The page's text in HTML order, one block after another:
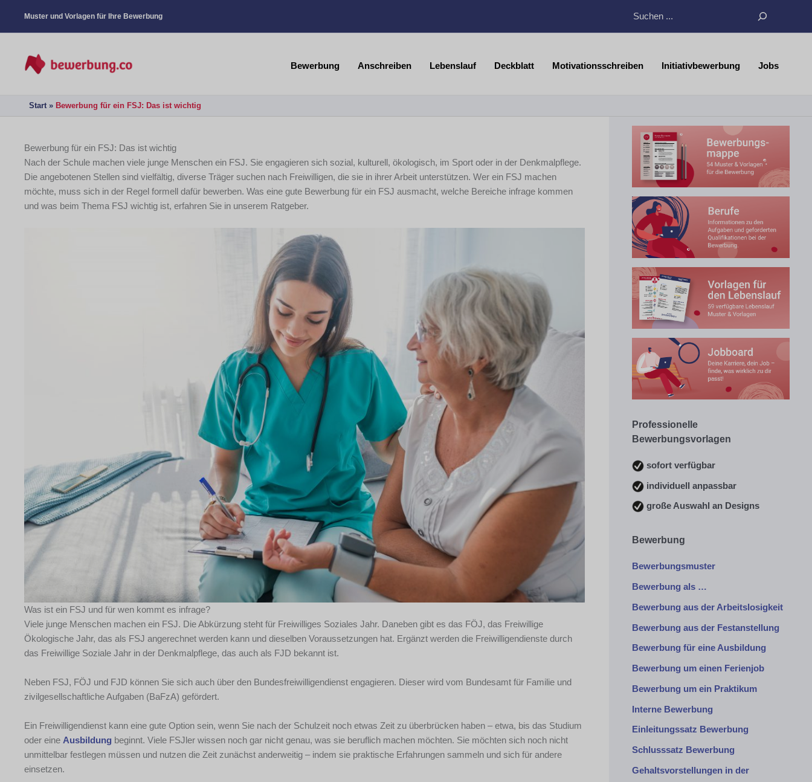
Muster und Vorlagen für Ihre Bewerbung
Bewerbung Anschreiben Lebenslauf Deckblatt Motivationsschreiben Initiativbewerbung Jobs
Start Bewerbung für ein FSJ: Das ist wichtig
Bewerbung für ein FSJ: Das ist wichtig
Nach der Schule machen viele junge Menschen ein FSJ. Sie engagieren sich sozial, kulturell, ökologisch, im Sport oder in der Denkmalpflege.
Die angebotenen Stellen sind vielfältig, diverse Träger suchen nach Freiwilligen, die sie in ihrer Arbeit unterstützen. Wer ein FSJ machen
möchte, muss sich in der Regel formell dafür bewerben. Was eine gute Bewerbung für ein FSJ ausmacht, welche Bereiche infrage kommen
und was beim Thema FSJ wichtig ist, erfahren Sie in unserem Ratgeber.
Was ist ein FSJ und für wen kommt es infrage?
Viele junge Menschen machen ein FSJ. Die Abkürzung steht für Freiwilliges Soziales Jahr. Daneben gibt es das FÖJ, das Freiwillige
Ökologische Jahr, das als FSJ angerechnet werden kann und dieselben Voraussetzungen hat. Ergänzt werden die Freiwilligendienste durch
das Freiwillige Soziale Jahr in der Denkmalpflege, das auch als FJD bekannt ist.
Neben FSJ, FÖJ und FJD können Sie sich auch über den Bundesfreiwilligendienst engagieren. Dieser wird vom Bundesamt für Familie und
zivilgesellschaftliche Aufgaben (BaFzA) gefördert.
Ein Freiwilligendienst kann eine gute Option sein, wenn Sie nach der Schulzeit noch etwas Zeit zu überbrücken haben – etwa, bis das Studium
oder eine Ausbildung beginnt. Viele FSJler wissen noch gar nicht genau, was sie beruflich machen möchten. Sie möchten sich noch nicht
unmittelbar festlegen müssen und nutzen die Zeit zunächst anderweitig – indem sie praktische Erfahrungen sammeln und sich für andere
einsetzen.
Professionelle
Bewerbungsvorlagen
sofort verfügbar
individuell anpassbar
große Auswahl an Designs
Bewerbung
Bewerbungsmuster
Bewerbung als …
Bewerbung aus der Arbeitslosigkeit
Bewerbung aus der Festanstellung
Bewerbung für eine Ausbildung
Bewerbung um einen Ferienjob
Bewerbung um ein Praktikum
Interne Bewerbung
Einleitungssatz Bewerbung
Schlusssatz Bewerbung
Gehaltsvorstellungen in der